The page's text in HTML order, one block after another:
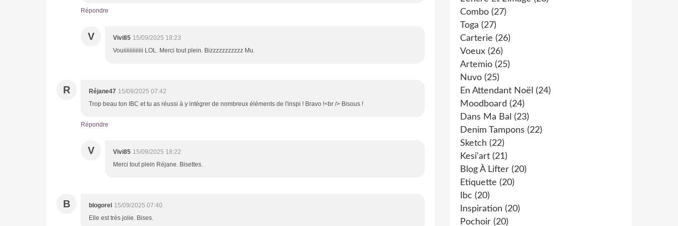
Répondre
V Vivi85 15/09/2025 18:23
Vouiiiiiiiiiiiii LOL. Merci tout plein. Bizzzzzzzzzzz Mu.
R Réjane47 15/09/2025 07:42
Trop beau ton IBC et tu as réussi à y intégrer de nombreux éléments de l'inspi ! Bravo !<br /> Bisous !
Répondre
V Vivi85 15/09/2025 18:22
Merci tout plein Réjane. Bisettes.
B blogorel 15/09/2025 07:40
Elle est très jolie. Bises.
Combo (27)
Toga (27)
Carterie (26)
Voeux (26)
Artemio (25)
Nuvo (25)
En Attendant Noël (24)
Moodboard (24)
Dans Ma Bal (23)
Denim Tampons (22)
Sketch (22)
Kesi'art (21)
Blog À Lifter (20)
Etiquette (20)
Ibc (20)
Inspiration (20)
Pochoir (20)